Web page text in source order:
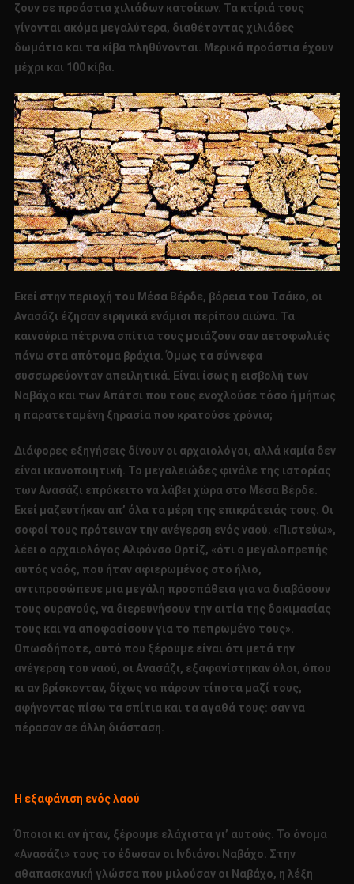
ζουν σε προάστια χιλιάδων κατοίκων. Τα κτίριά τους
γίνονται ακόμα μεγαλύτερα, διαθέτοντας χιλιάδες
δωμάτια και τα κίβα πληθύνονται. Μερικά προάστια έχουν
μέχρι και 100 κίβα.
Εκεί στην περιοχή του Μέσα Βέρδε, βόρεια του Τσάκο, οι
Ανασάζι έζησαν ειρηνικά ενάμισι περίπου αιώνα. Τα
καινούρια πέτρινα σπίτια τους μοιάζουν σαν αετοφωλιές
πάνω στα απότομα βράχια. Όμως τα σύννεφα
συσσωρεύονταν απειλητικά. Είναι ίσως η εισβολή των
Ναβάχο και των Απάτσι που τους ενοχλούσε τόσο ή μήπως
η παρατεταμένη ξηρασία που κρατούσε χρόνια;
Διάφορες εξηγήσεις δίνουν οι αρχαιολόγοι, αλλά καμία δεν
είναι ικανοποιητική. Το μεγαλειώδες φινάλε της ιστορίας
των Ανασάζι επρόκειτο να λάβει χώρα στο Μέσα Βέρδε.
Εκεί μαζευτήκαν απ’ όλα τα μέρη της επικράτειάς τους. Οι
σοφοί τους πρότειναν την ανέγερση ενός ναού. «Πιστεύω»,
λέει ο αρχαιολόγος Αλφόνσο Ορτίζ, «ότι ο μεγαλοπρεπής
αυτός ναός, που ήταν αφιερωμένος στο ήλιο,
αντιπροσώπευε μια μεγάλη προσπάθεια για να διαβάσουν
τους ουρανούς, να διερευνήσουν την αιτία της δοκιμασίας
τους και να αποφασίσουν για το πεπρωμένο τους».
Οπωσδήποτε, αυτό που ξέρουμε είναι ότι μετά την
ανέγερση του ναού, οι Ανασάζι, εξαφανίστηκαν όλοι, όπου
κι αν βρίσκονταν, δίχως να πάρουν τίποτα μαζί τους,
αφήνοντας πίσω τα σπίτια και τα αγαθά τους: σαν να
πέρασαν σε άλλη διάσταση.
Η εξαφάνιση ενός λαού
Όποιοι κι αν ήταν, ξέρουμε ελάχιστα γι’ αυτούς. Το όνομα
«Ανασάζι» τους το έδωσαν οι Ινδιάνοι Ναβάχο. Στην
αθαπασκανική γλώσσα που μιλούσαν οι Ναβάχο, η λέξη